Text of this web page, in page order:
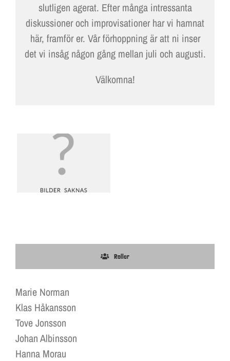
slutligen agerat. Efter många intressanta
diskussioner och improvisationer har vi hamnat
här, framför er. Vår förhoppning är att ni inser
det vi insåg någon gång mellan juli och augusti.
Välkomna!
Roller
Marie Norman
Klas Håkansson
Tove Jonsson
Johan Albinsson
Hanna Morau